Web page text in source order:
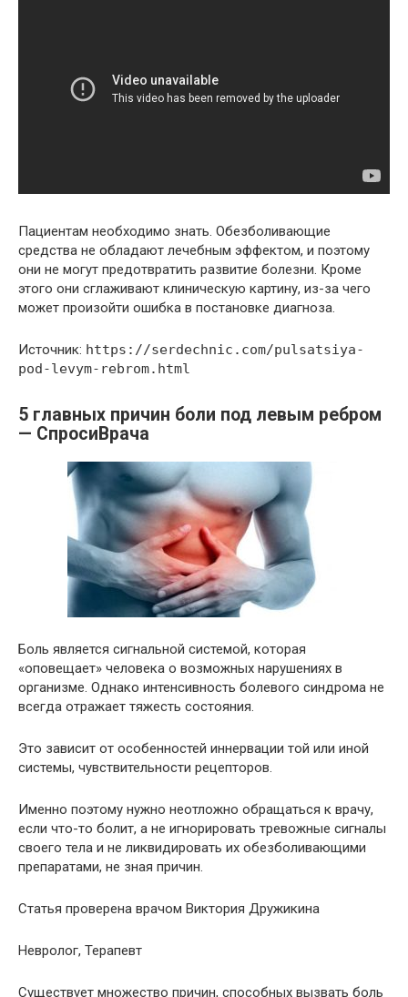
Пациентам необходимо знать. Обезболивающие
средства не обладают лечебным эффектом, и поэтому
они не могут предотвратить развитие болезни. Кроме
этого они сглаживают клиническую картину, из-за чего
может произойти ошибка в постановке диагноза.
Источник: https://serdechnic.com/pulsatsiya-
pod-levym-rebrom.html
5 главных причин боли под левым ребром
— СпросиВрача
Боль является сигнальной системой, которая
«оповещает» человека о возможных нарушениях в
организме. Однако интенсивность болевого синдрома не
всегда отражает тяжесть состояния.
Это зависит от особенностей иннервации той или иной
системы, чувствительности рецепторов.
Именно поэтому нужно неотложно обращаться к врачу,
если что-то болит, а не игнорировать тревожные сигналы
своего тела и не ликвидировать их обезболивающими
препаратами, не зная причин.
Статья проверена врачом Виктория Дружикина
Невролог, Терапевт
Существует множество причин, способных вызвать боль